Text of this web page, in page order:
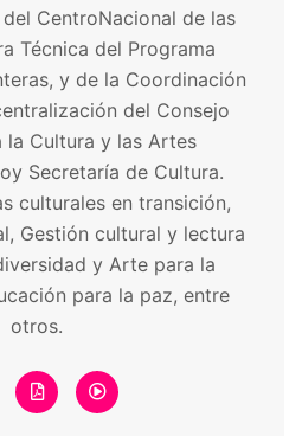
CentroNacional de las
Técnica del Programa
y de la Coordinación
del Consejo
la Cultura y las Artes
Secretaría de Cultura.
culturales en transición,
Gestión cultural y lectura
y Arte para la
para la paz, entre
otros.